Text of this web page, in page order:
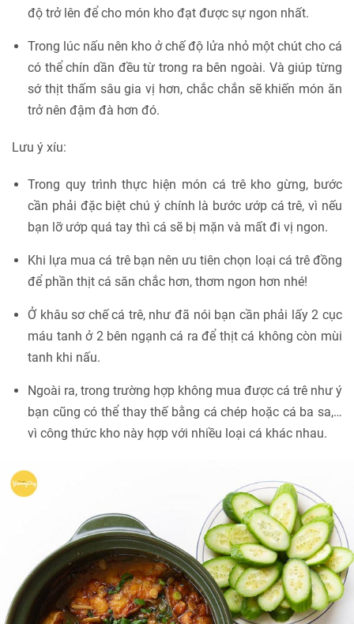
độ trở lên để cho món kho đạt được sự ngon nhất.
Trong lúc nấu nên kho ở chế độ lửa nhỏ một chút cho cá
có thể chín dần đều từ trong ra bên ngoài. Và giúp từng
sớ thịt thấm sâu gia vị hơn, chắc chắn sẽ khiến món ăn
trở nên đậm đà hơn đó.
Lưu ý xíu:
Trong quy trình thực hiện món cá trê kho gừng, bước
cần phải đặc biệt chú ý chính là bước ướp cá trê, vì nếu
bạn lỡ ướp quá tay thì cá sẽ bị mặn và mất đi vị ngon.
Khi lựa mua cá trê bạn nên ưu tiên chọn loại cá trê đồng
để phần thịt cá săn chắc hơn, thơm ngon hơn nhé!
Ở khâu sơ chế cá trê, như đã nói bạn cần phải lấy 2 cục
máu tanh ở 2 bên ngạnh cá ra để thịt cá không còn mùi
tanh khi nấu.
Ngoài ra, trong trường hợp không mua được cá trê như ý
bạn cũng có thể thay thế bằng cá chép hoặc cá ba sa,…
vì công thức kho này hợp với nhiều loại cá khác nhau.